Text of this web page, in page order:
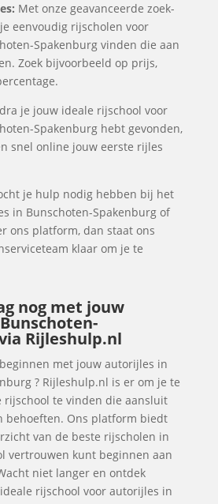
Met onze geavanceerde zoek-
eenvoudig rijscholen voor
Spakenburg vinden die aan
Zoek bijvoorbeeld op prijs,
je jouw ideale rijschool voor
Spakenburg hebt gevonden,
snel online jouw eerste rijles
je hulp nodig hebben bij het
in Bunschoten-Spakenburg of
ons platform, dan staat ons
klaar om je te
nog met jouw
Rijleshulp.nl
met jouw autorijles in
? Rijleshulp.nl is er om je te
rijschool te vinden die aansluit
behoeften. Ons platform biedt
van de beste rijscholen in
vertrouwen kunt beginnen aan
niet langer en ontdek
rijschool voor autorijles in